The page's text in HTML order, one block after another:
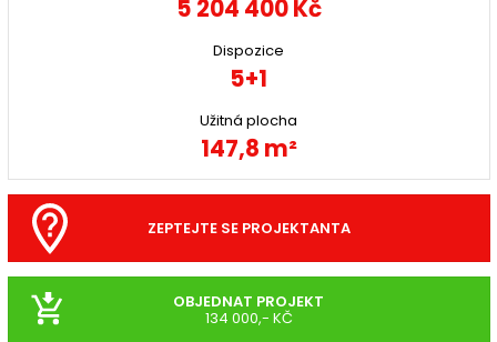
5 204 400 Kč
Dispozice
5+1
Užitná plocha
147,8 m²
ZEPTEJTE SE PROJEKTANTA
OBJEDNAT PROJEKT
134 000,- KČ